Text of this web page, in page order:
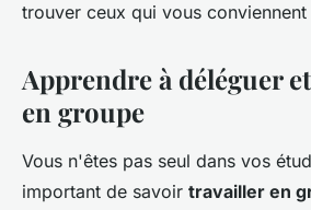
trouver ceux qui vous conviennent
Apprendre à déléguer
en groupe
Vous n'êtes pas seul dans vos
important de savoir travailler en